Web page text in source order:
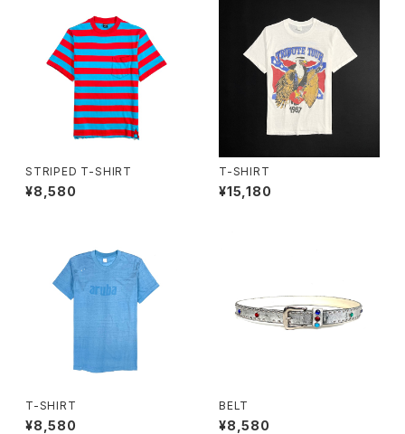
STRIPED T-SHIRT
¥8,580
T-SHIRT
¥15,180
T-SHIRT
¥8,580
BELT
¥8,580